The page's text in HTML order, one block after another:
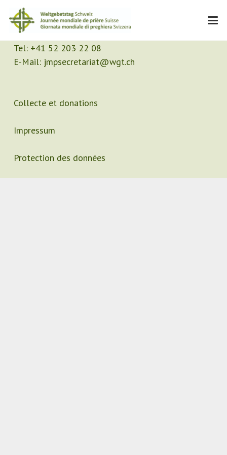
Contact
Secrétariat
Tel: +41 52 203 22 08
E-Mail: jmpsecretariat@wgt.ch
Collecte et donations
Impressum
Protection des données